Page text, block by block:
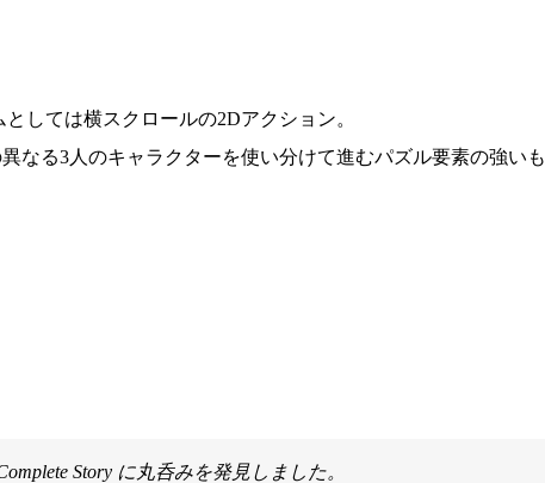
しては横スクロールの2Dアクション。
なる3人のキャラクターを使い分けて進むパズル要素の強いも
Story に丸呑みを発見しました。